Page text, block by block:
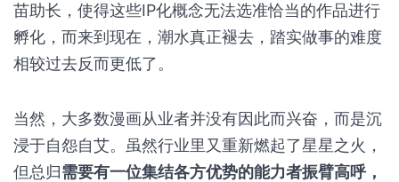
苗助长，使得这些IP化概念无法选准恰当的作品进行
孵化，而来到现在，潮水真正褪去，踏实做事的难度
相较过去反而更低了。
当然，大多数漫画从业者并没有因此而兴奋，而是沉
浸于自怨自艾。虽然行业里又重新燃起了星星之火，
但总归需要有一位集结各方优势的能力者振臂高呼，